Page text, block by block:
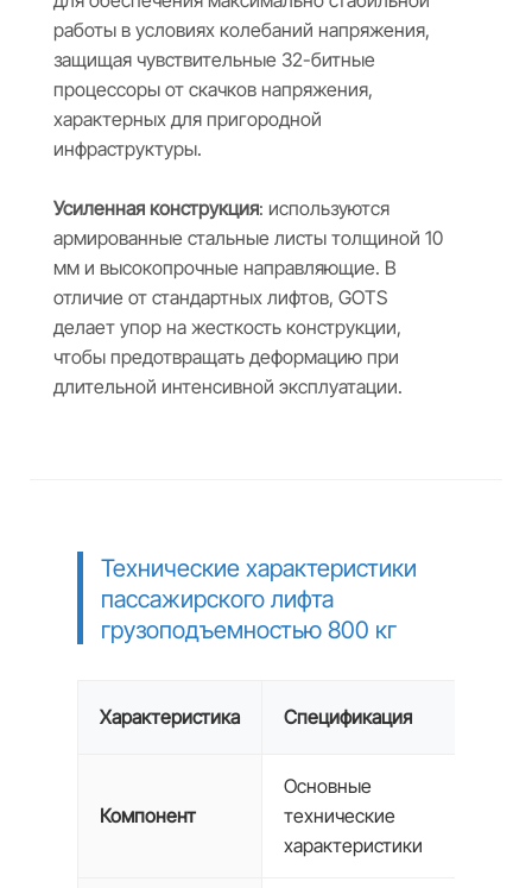
работы в условиях колебаний напряжения,
защищая чувствительные 32-битные
процессоры от скачков напряжения,
характерных для пригородной
инфраструктуры.
Усиленная конструкция: используются
армированные стальные листы толщиной 10
мм и высокопрочные направляющие. В
отличие от стандартных лифтов, GOTS
делает упор на жесткость конструкции,
чтобы предотвращать деформацию при
длительной интенсивной эксплуатации.
Технические характеристики
пассажирского лифта
грузоподъемностью 800 кг
Характеристика Спецификация
Компонент
Основные
технические
характеристики